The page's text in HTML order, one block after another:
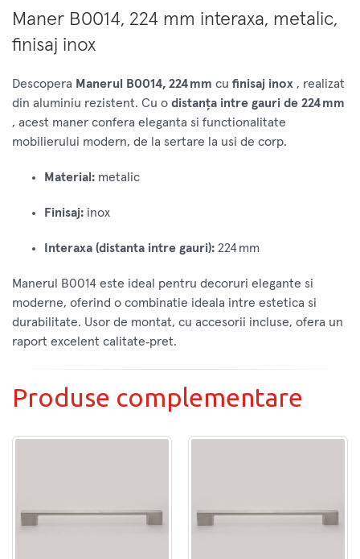
Maner B0014, 224 mm interaxa, metalic,
finisaj inox
Descopera Manerul B0014, 224 mm cu finisaj inox , realizat
din aluminiu rezistent. Cu o distanța intre gauri de 224 mm
, acest maner confera eleganta si functionalitate
mobilierului modern, de la sertare la usi de corp.
Material: metalic
Finisaj: inox
Interaxa (distanta intre gauri): 224 mm
Manerul B0014 este ideal pentru decoruri elegante si
moderne, oferind o combinatie ideala intre estetica si
durabilitate. Usor de montat, cu accesorii incluse, ofera un
raport excelent calitate‑pret.
Produse complementare